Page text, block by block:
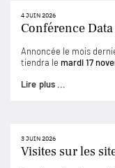
4 JUIN 2026
Conférence
Annoncée le mois
tiendra le mardi 17
Lire plus ...
3 JUIN 2026
Visites sur les